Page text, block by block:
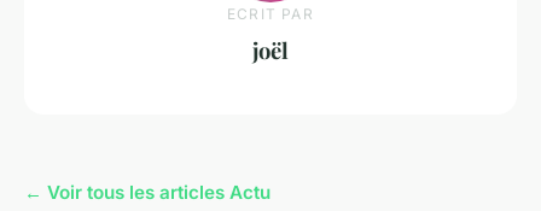
ECRIT PAR
joël
← Voir tous les articles Actu